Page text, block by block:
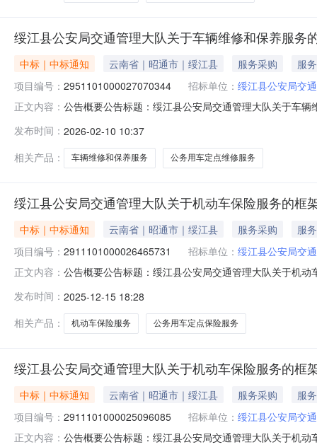
绥江县公安局交通管理大队关于车辆维修和保养服务
中标｜中标通知 云南省｜昭通市｜绥江县 服务采购
服务
项目编号： 2951101000027070344 招标单位： 绥江县公安局交
正文内容： 公告概要公告标题：绥江县公安局交通管理大队关于车
管理大队关于车辆维修和保养服务的框架协议采购项目
发布时间： 2026-02-10 10:37
相关产品：
车辆维修和保养服务 公务用车定点维修服务
绥江县公安局交通管理大队关于机动车保险服务的框
中标｜中标通知 云南省｜昭通市｜绥江县 服务采购
服务
项目编号： 2911101000026465731 招标单位： 绥江县公安局交
正文内容： 公告概要公告标题：绥江县公安局交通管理大队关于机
关于机动车保险服务的框架协议采购项目项目编号：
发布时间： 2025-12-15 18:28
相关产品：
机动车保险服务 公务用车定点保险服务
绥江县公安局交通管理大队关于机动车保险服务的框
中标｜中标通知 云南省｜昭通市｜绥江县 服务采购
服务
项目编号： 2911101000025096085 招标单位： 绥江县公安局交
正文内容： 公告概要公告标题：绥江县公安局交通管理大队关于机